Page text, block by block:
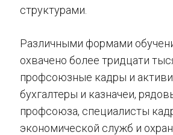
структурами.
Различными формами
охвачено более тридцати
профсоюзные кадры и
бухгалтеры и казначеи,
профсоюза, специалисты
экономической служб и